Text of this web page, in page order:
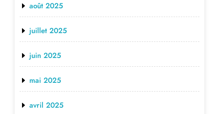
août 2025
juillet 2025
juin 2025
mai 2025
avril 2025